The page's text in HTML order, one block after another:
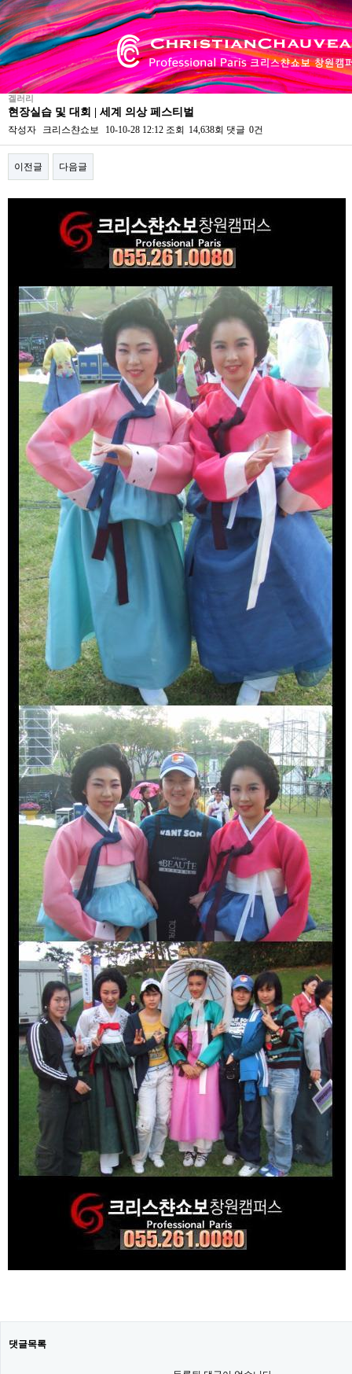
겔러리
현장실습 및 대회 | 세계 의상 페스티벌
작성자 크리스챤쇼보 10-10-28 12:12 조회 14,638회 댓글 0건
이전글 다음글
댓글목록